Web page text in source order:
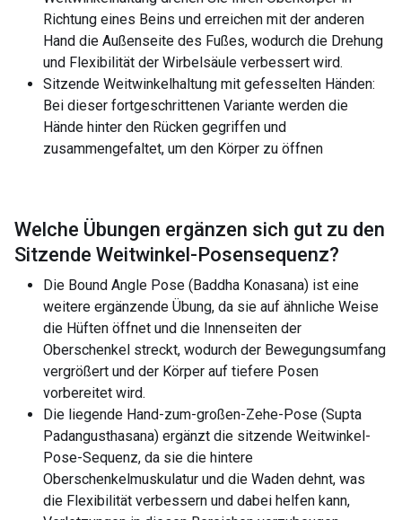
Richtung eines Beins und erreichen mit der anderen
Hand die Außenseite des Fußes, wodurch die Drehung
und Flexibilität der Wirbelsäule verbessert wird.
Sitzende Weitwinkelhaltung mit gefesselten Händen:
Bei dieser fortgeschrittenen Variante werden die
Hände hinter den Rücken gegriffen und
zusammengefaltet, um den Körper zu öffnen
Welche Übungen ergänzen sich gut zu den
Sitzende Weitwinkel-Posensequenz?
Die Bound Angle Pose (Baddha Konasana) ist eine
weitere ergänzende Übung, da sie auf ähnliche Weise
die Hüften öffnet und die Innenseiten der
Oberschenkel streckt, wodurch der Bewegungsumfang
vergrößert und der Körper auf tiefere Posen
vorbereitet wird.
Die liegende Hand-zum-großen-Zehe-Pose (Supta
Padangusthasana) ergänzt die sitzende Weitwinkel-
Pose-Sequenz, da sie die hintere
Oberschenkelmuskulatur und die Waden dehnt, was
die Flexibilität verbessern und dabei helfen kann,